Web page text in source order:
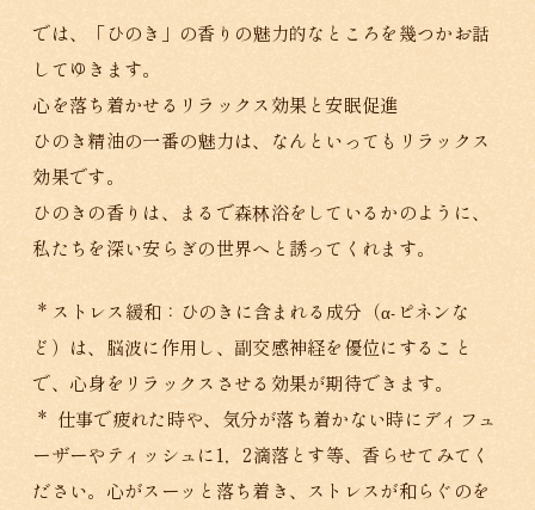
では、「ひのき」の香りの魅力的なところを幾つかお話
してゆきます。
心を落ち着かせるリラックス効果と安眠促進
ひのき精油の一番の魅力は、なんといってもリラックス
効果です。
ひのきの香りは、まるで森林浴をしているかのように、
私たちを深い安らぎの世界へと誘ってくれます。
* ストレス緩和：ひのきに含まれる成分（α-ピネンな
ど）は、脳波に作用し、副交感神経を優位にすること
で、心身をリラックスさせる効果が期待できます。
* 仕事で疲れた時や、気分が落ち着かない時にディフュ
ーザーやティッシュに1，2滴落とす等、香らせてみてく
ださい。心がスーッと落ち着き、ストレスが和らぐのを